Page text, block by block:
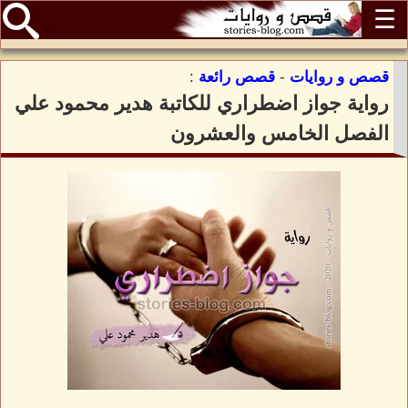
☰
قصص و روايات - قصص رائعة :
رواية جواز اضطراري للكاتبة هدير محمود علي
الفصل الخامس والعشرون